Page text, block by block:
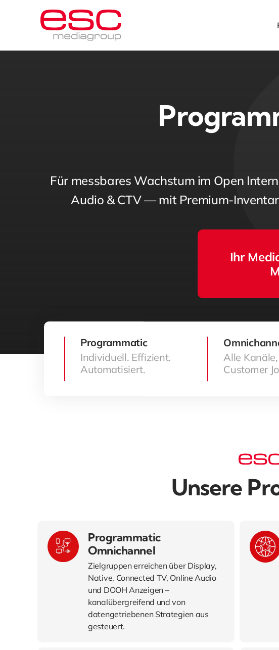
Für messbares Wachstum im Open
Audio & CTV — mit Premium-
Ihr
Programmatic
Individuell. Effizient.
Automatisiert.
Alle
Customer
Unsere
Programmatic
Omnichannel
Zielgruppen erreichen über Display,
Native, Connected TV, Online Audio
und DOOH Anzeigen –
kanalübergreifend und von
datengetriebenen Strategien aus
gesteuert.